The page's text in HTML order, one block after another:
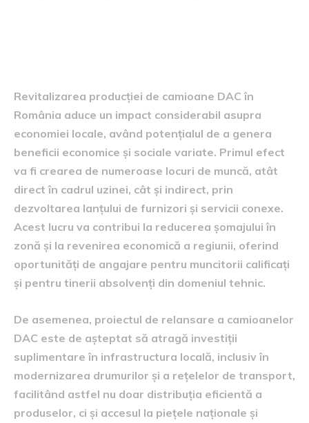
Revitalizarea producției de camioane DAC în
România aduce un impact considerabil asupra
economiei locale, având potențialul de a genera
beneficii economice și sociale variate. Primul efect
va fi crearea de numeroase locuri de muncă, atât
direct în cadrul uzinei, cât și indirect, prin
dezvoltarea lanțului de furnizori și servicii conexe.
Acest lucru va contribui la reducerea șomajului în
zonă și la revenirea economică a regiunii, oferind
oportunități de angajare pentru muncitorii calificați
și pentru tinerii absolvenți din domeniul tehnic.
De asemenea, proiectul de relansare a camioanelor
DAC este de așteptat să atragă investiții
suplimentare în infrastructura locală, inclusiv în
modernizarea drumurilor și a rețelelor de transport,
facilitând astfel nu doar distribuția eficientă a
produselor, ci și accesul la piețele naționale și